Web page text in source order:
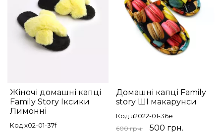
Жіночі домашні капці
Family Story Іксики
Лимонні
Код x02-01-37f
Домашні капці Family
story ШІ макарунси
Код u2022-01-36e
600 грн. 500 грн.